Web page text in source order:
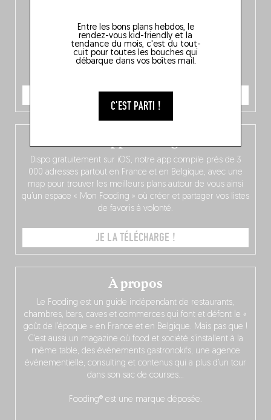
Entre les bons plans hebdos, le
rendez-vous kid-friendly et la
tendance du mois, c'est du tout-
cuit pour toutes les bouches qui
débarque dans vos boîtes mail.
C'EST PARTI !
JE COMMANDE
À propos
Le Fooding est un guide indépendant de restaurants,
chambres, bars, caves et commerces qui font et défont le «
goût de l’époque » en France et en Belgique. Mais pas que !
C’est aussi un magazine où food et société s’installent à la
même table, des événements gastronokifs, une agence
événementielle, consulting et contenus qui a plus d’un tour
dans son sac de courses…
Fooding® est une marque déposée.
Dispo gratuitement sur iOS, notre app compile près de 3
000 adresses partout en France et en Belgique, avec une
map pour trouver les meilleurs plans autour de vous ainsi
qu’un espace « Mon Fooding » où créer et partager vos listes
de favoris à volonté.
JE LA TÉLÉCHARGE !